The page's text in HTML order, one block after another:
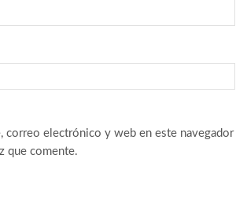
correo electrónico y web en este navegador
que comente.